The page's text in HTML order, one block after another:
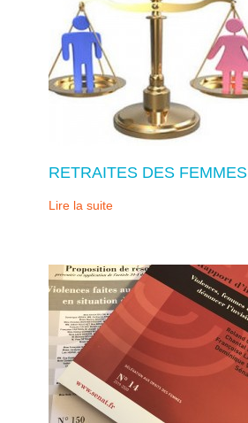
RETRAITES DES FEMMES
Lire la suite